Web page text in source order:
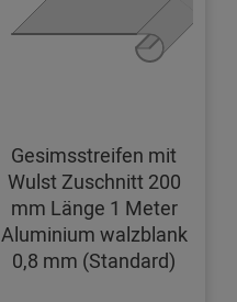
Gesimsstreifen mit
Wulst Zuschnitt 200
mm Länge 1 Meter
Aluminium walzblank
0,8 mm (Standard)